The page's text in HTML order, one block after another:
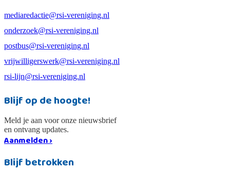
mediaredactie@rsi-vereniging.nl
onderzoek@rsi-vereniging.nl
postbus@rsi-vereniging.nl
vrijwilligerswerk@rsi-vereniging.nl
rsi-lijn@rsi-vereniging.nl
Blijf op de hoogte!
Meld je aan voor onze nieuwsbrief
en ontvang updates.
Aanmelden ›
Blijf betrokken